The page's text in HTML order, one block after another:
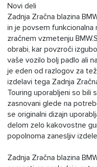
Novi deli
Zadnja Zračna blazina
in je povsem funkcionalna
zračnem vzmetenju
obrabi, kar povzroči
vaše vozilo bolj padlo ali
je eden od razlogov za
izdelavi tega Zadnja
Touring uporabljeni so bili
zasnovani glede na
se originalni dizajn
delom zelo kakovostne
popolnoma zanesljiv
Zadnja Zračna blazina